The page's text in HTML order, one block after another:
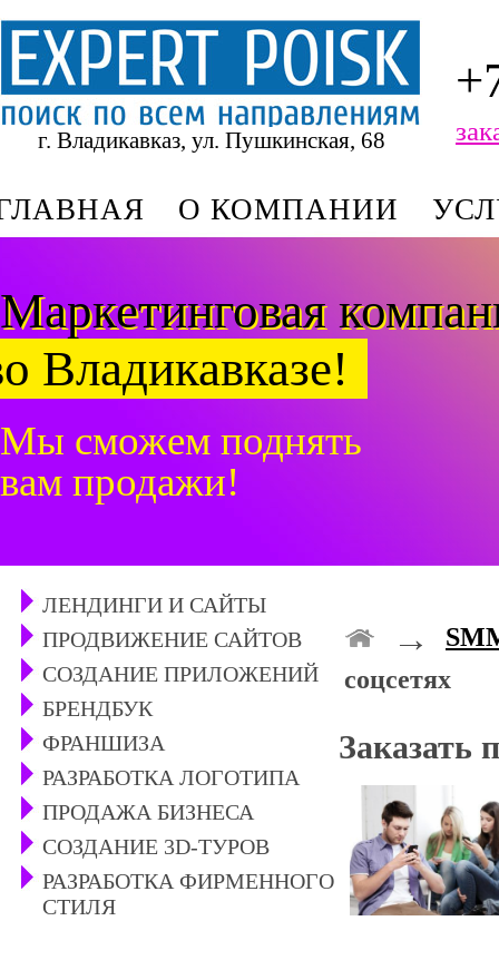
г. Владикавказ, ул. Пушкинская, 68
О КОМПАНИИ
Маркетинговая
Владикавказе!
Мы сможем поднять
вам продажи!
→
соцсетях
Заказать
ЛЕНДИНГИ И САЙТЫ
ПРОДВИЖЕНИЕ САЙТОВ
СОЗДАНИЕ ПРИЛОЖЕНИЙ
БРЕНДБУК
ФРАНШИЗА
РАЗРАБОТКА ЛОГОТИПА
ПРОДАЖА БИЗНЕСА
СОЗДАНИЕ 3D-ТУРОВ
РАЗРАБОТКА ФИРМЕННОГО
СТИЛЯ